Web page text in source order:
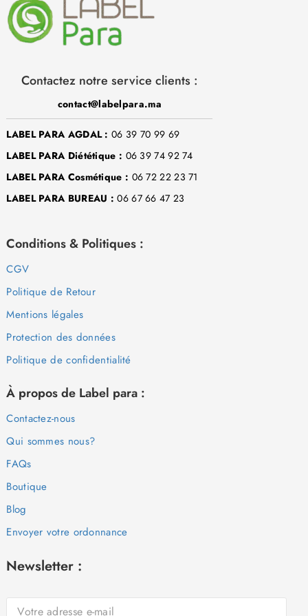
Contactez notre service clients :
contact@labelpara.ma
LABEL PARA AGDAL : 06 39 70 99 69
LABEL PARA Diététique : 06 39 74 92 74
LABEL PARA Cosmétique : 06 72 22 23 71
LABEL PARA BUREAU : 06 67 66 47 23
Conditions & Politiques :
CGV
Politique de Retour
Mentions légales
Protection des données
Politique de confidentialité
À propos de Label para :
Contactez-nous
Qui sommes nous?
FAQs
Boutique
Blog
Envoyer votre ordonnance
Newsletter :